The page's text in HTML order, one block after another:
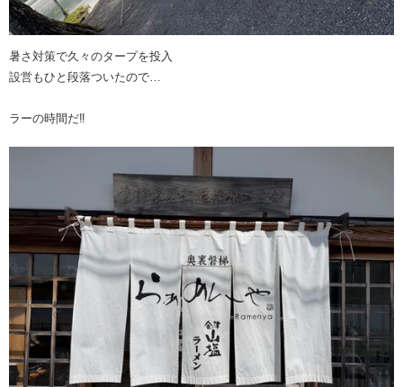
暑さ対策で久々のタープを投入
設営もひと段落ついたので…
ラーの時間だ‼︎